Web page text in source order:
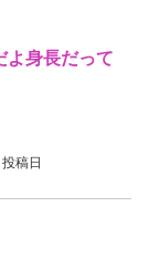
よ身長だって
投稿日